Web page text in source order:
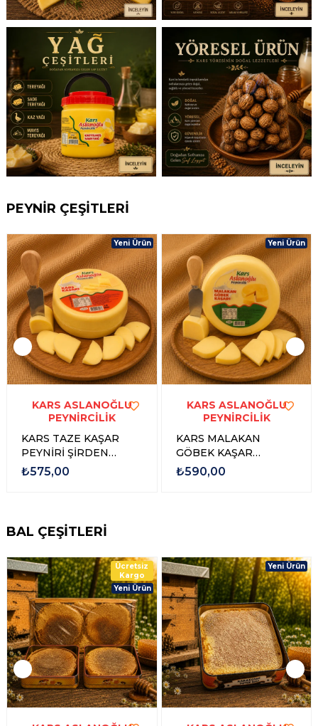
PEYNİR ÇEŞİTLERİ
KARS ASLANOĞLU
PEYNİRCİLİK
KARS TAZE KAŞAR
PEYNİRİ ŞİRDEN
MAYALI
₺575,00
Yeni Ürün
KARS ASLANOĞLU
PEYNİRCİLİK
KARS MALAKAN
GÖBEK KAŞAR
PEYNİRİ ŞİRDEN
MAYALI 1 KG
₺590,00
KARS ASLANOĞLU
PEYNİRCİLİK
KARS ASLANOĞLU
PEYNİRCİLİK